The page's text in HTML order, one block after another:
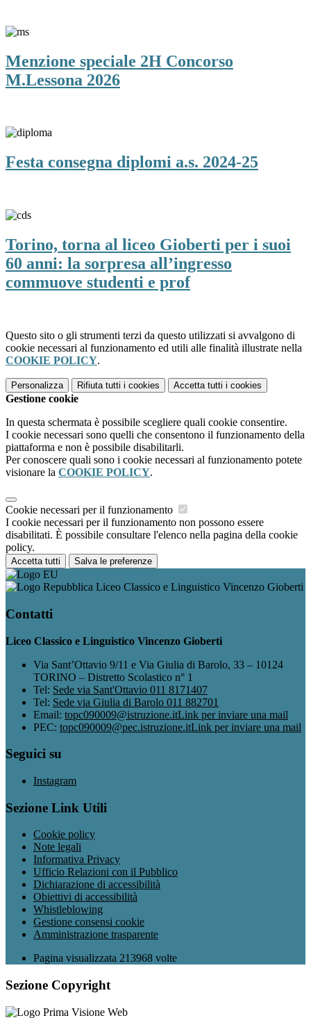
Menzione speciale 2H Concorso
M.Lessona 2026
Festa consegna diplomi a.s. 2024-25
Torino, torna al liceo Gioberti per i suoi
60 anni: la sorpresa all’ingresso
commuove studenti e prof
Questo sito o gli strumenti terzi da questo utilizzati si avvalgono di
cookie necessari al funzionamento ed utili alle finalità illustrate nella
COOKIE POLICY.
Personalizza Rifiuta tutti i cookies Accetta tutti i cookies
Gestione cookie
In questa schermata è possibile scegliere quali cookie consentire.
I cookie necessari sono quelli che consentono il funzionamento della
piattaforma e non è possibile disabilitarli.
Per conoscere quali sono i cookie necessari al funzionamento potete
visionare la COOKIE POLICY.
Cookie necessari per il funzionamento
I cookie necessari per il funzionamento non possono essere
disabilitati. È possibile consultare l'elenco nella pagina della cookie
policy.
Accetta tutti Salva le preferenze
Liceo Classico e Linguistico Vincenzo Gioberti
Contatti
Liceo Classico e Linguistico Vincenzo Gioberti
Via Sant’Ottavio 9/11 e Via Giulia di Barolo, 33 – 10124
TORINO – Distretto Scolastico n° 1
Tel: Sede via Sant'Ottavio 011 8171407
Tel: Sede via Giulia di Barolo 011 882701
Email: topc090009@istruzione.itLink per inviare una mail
PEC: topc090009@pec.istruzione.itLink per inviare una mail
Seguici su
Instagram
Sezione Link Utili
Cookie policy
Note legali
Informativa Privacy
Ufficio Relazioni con il Pubblico
Dichiarazione di accessibilità
Obiettivi di accessibilità
Whistleblowing
Gestione consensi cookie
Amministrazione trasparente
Pagina visualizzata 213968 volte
Sezione Copyright